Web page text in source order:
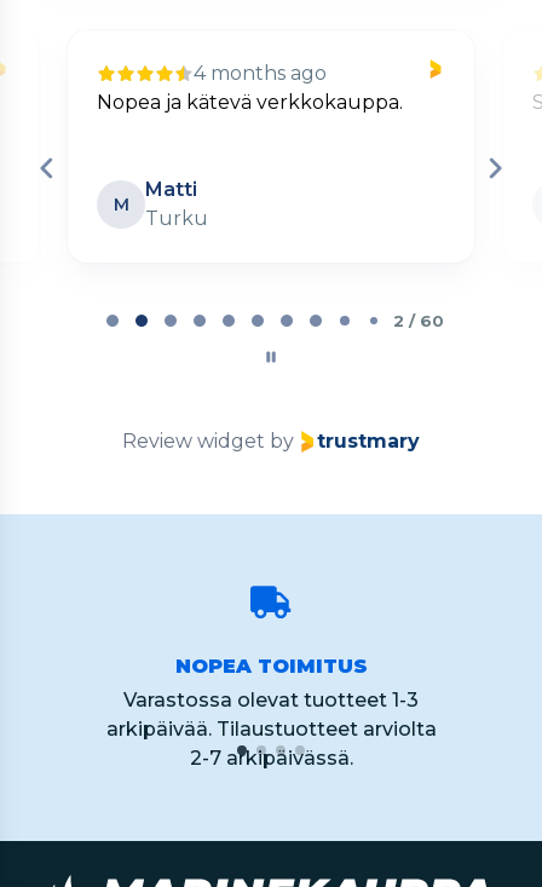
4 months ago
Nopea ja kätevä verkkokauppa.
M
Matti
Turku
2 / 60
Review widget by trustmary
NOPEA TOIMITUS
Varastossa olevat tuotteet 1-3
arkipäivää. Tilaustuotteet arviolta
2-7 arkipäivässä.